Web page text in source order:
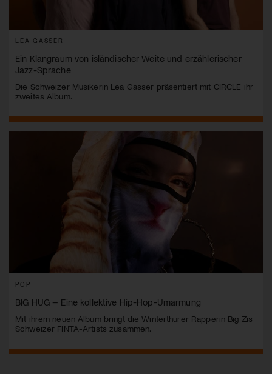
LEA GASSER
Ein Klangraum von isländischer Weite und erzählerischer
Jazz-Sprache
Die Schweizer Musikerin Lea Gasser präsentiert mit CIRCLE ihr
zweites Album.
POP
BIG HUG – Eine kollektive Hip-Hop-Umarmung
Mit ihrem neuen Album bringt die Winterthurer Rapperin Big Zis
Schweizer FINTA-Artists zusammen.